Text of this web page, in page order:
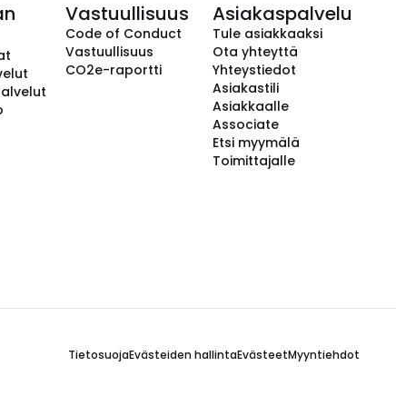
Vastuullisuus
Code of Conduct
Vastuullisuus
CO2e-raportti
Asiakaspalvelu
Tule asiakkaaksi
Ota yhteyttä
Yhteystiedot
Asiakastili
Asiakkaalle
Associate
Etsi myymälä
Toimittajalle
TietosuojaEvästeiden hallintaEvästeetMyyntiehdot